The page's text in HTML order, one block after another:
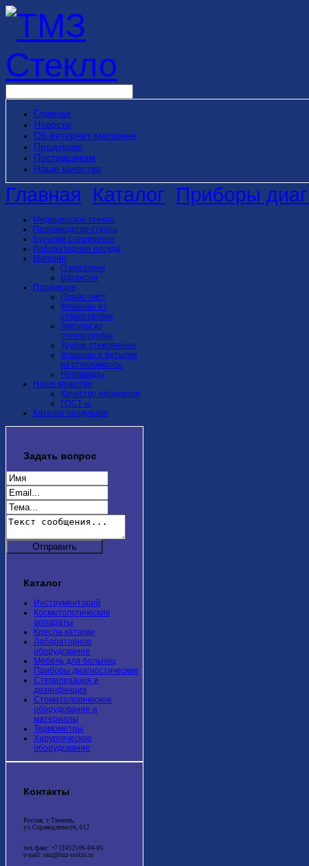
Главная
Новости
Об интернет-магазине
Продукция
Поставщикам
Наше качество
Главная Каталог Приборы
Медицинское стекло
Производство стекла
Бутылки стеклянные
Лабораторная посуда
Магазин
О магазине
Вакансии
Продукция
Прайс-лист
Флаконы из
стеклотрубки
Ампулы из
стеклотрубки
Трубки стеклянные
Флаконы и бутылки
из стекломассы
Неликвиды
Наше качество
Качество продукции
ГОСТ-ы
Каталог продукции
Задать вопрос
Каталог
Инструментарий
Косметологические
аппараты
Кресла-каталки
Лабораторное
оборудование
Мебель для больниц
Приборы диагностические
Стерилизация и
дезинфекция
Стоматологическое
оборудование и
материалы
Термометры
Хирургическое
оборудование
Контакты
Россия, г. Тюмень,
ул. Справедливости, 612
тел./факс: +7 (3452) 06-04-05
e-mail: tmz@tmz-steklo.ru